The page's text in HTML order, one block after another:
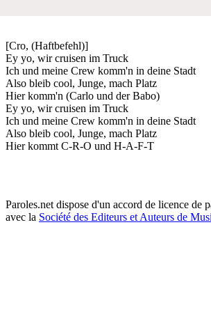
[Cro, (Haftbefehl)]
Ey yo, wir cruisen im Truck
Ich und meine Crew komm'n in deine Stadt
Also bleib cool, Junge, mach Platz
Hier komm'n (Carlo und der Babo)
Ey yo, wir cruisen im Truck
Ich und meine Crew komm'n in deine Stadt
Also bleib cool, Junge, mach Platz
Hier kommt C-R-O und H-A-F-T
Paroles.net dispose d'un accord de licence de
avec la Société des Editeurs et Auteurs de